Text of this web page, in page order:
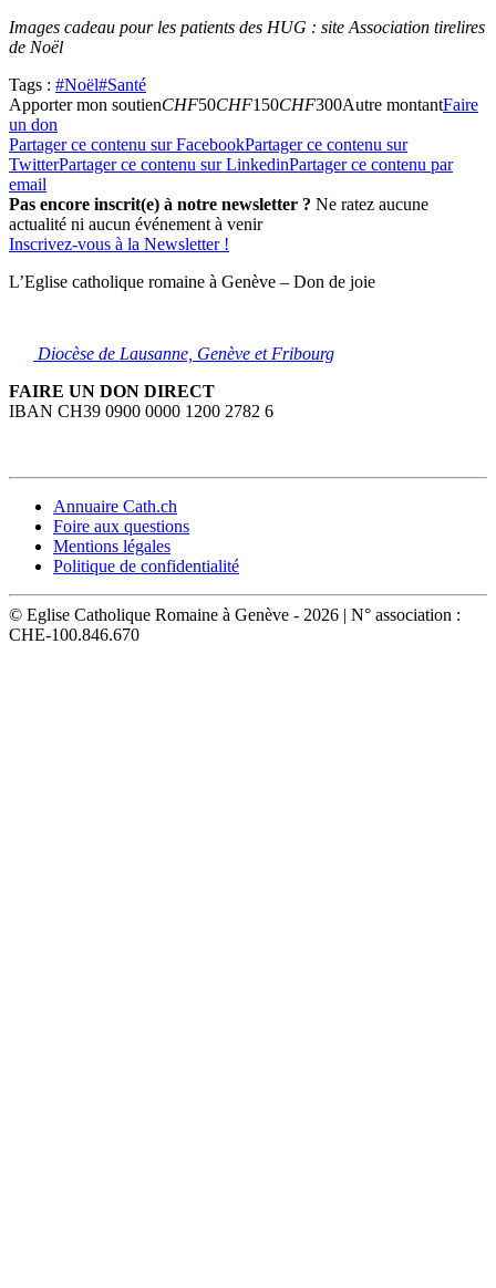
Images cadeau pour les patients des HUG : site Association tirelires
de Noël
Tags : #Noël#Santé
Apporter mon soutienCHF50CHF150CHF300Autre montantFaire
un don
Partager ce contenu sur FacebookPartager ce contenu sur
TwitterPartager ce contenu sur LinkedinPartager ce contenu par
email
Pas encore inscrit(e) à notre newsletter ? Ne ratez aucune
actualité ni aucun événement à venir
Inscrivez-vous à la Newsletter !
L’Eglise catholique romaine à Genève – Don de joie
Diocèse de Lausanne, Genève et Fribourg
FAIRE UN DON DIRECT
IBAN CH39 0900 0000 1200 2782 6
Annuaire Cath.ch
Foire aux questions
Mentions légales
Politique de confidentialité
© Eglise Catholique Romaine à Genève - 2026 | N° association :
CHE-100.846.670